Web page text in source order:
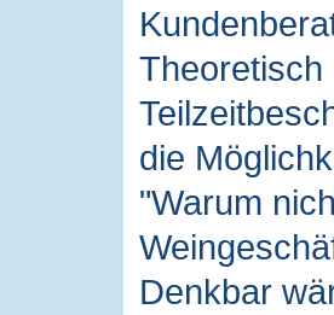
Theoretisch
die
"Warum
Denkbar